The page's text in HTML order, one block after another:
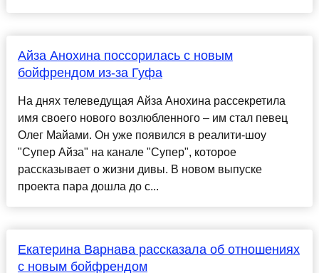
Айза Анохина поссорилась с новым
бойфрендом из-за Гуфа
На днях телеведущая Айза Анохина рассекретила
имя своего нового возлюбленного – им стал певец
Олег Майами. Он уже появился в реалити-шоу
"Супер Айза" на канале "Супер", которое
рассказывает о жизни дивы. В новом выпуске
проекта пара дошла до с...
Екатерина Варнава рассказала об отношениях
с новым бойфрендом